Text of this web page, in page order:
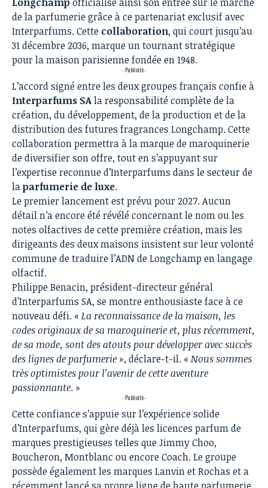
de la parfumerie grâce àce partenariat exclusif avec
Interparfums. Cette collaboration, qui court jusqu’au
31 décembre 2036, marque un tournant stratégique
pour la maison parisienne fondée en 1948.
- Publicité -
L’accord signé entre les deux groupes français confie à
Interparfums SAla responsabilité complète de la
création, du développement, de la production et de la
distribution des futures fragrances Longchamp. Cette
collaboration permettra à la marque de maroquinerie
de diversifier son offre, tout en s’appuyant sur
l’expertise reconnue d’Interparfums dans le secteur de
laparfumerie de luxe.
Le premier lancement est prévu pour 2027. Aucun
détail n’a encore été révélé concernant le nom ou les
notes olfactives de cette première création, mais les
dirigeants des deux maisons insistent sur leur volonté
commune de traduire l’ADN de Longchamp en langage
olfactif.
Philippe Benacin, président-directeur général
d’Interparfums SA, se montre enthousiaste face à ce
nouveau défi. « La reconnaissance de la maison, les
codes originaux de sa maroquinerie et, plus récemment,
de sa mode, sont des atouts pour développer avec succès
des lignes de parfumerie », déclare-t-il. « Nous sommes
très optimistes pour l’avenir de cette aventure
passionnante. »
- Publicité -
Cette confiance s’appuie sur l’expérience solide
d’Interparfums, qui gère déjà les licences parfum de
marques prestigieuses telles que Jimmy Choo,
Boucheron, Montblanc ou encore Coach. Le groupe
possède également les marques Lanvin et Rochas et a